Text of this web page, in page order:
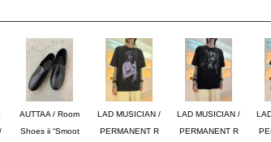
AUTTAA / Room
Shoes ii “Smoot
LAD MUSICIAN /
PERMANENT R
LAD MUSICIAN /
PERMANENT R